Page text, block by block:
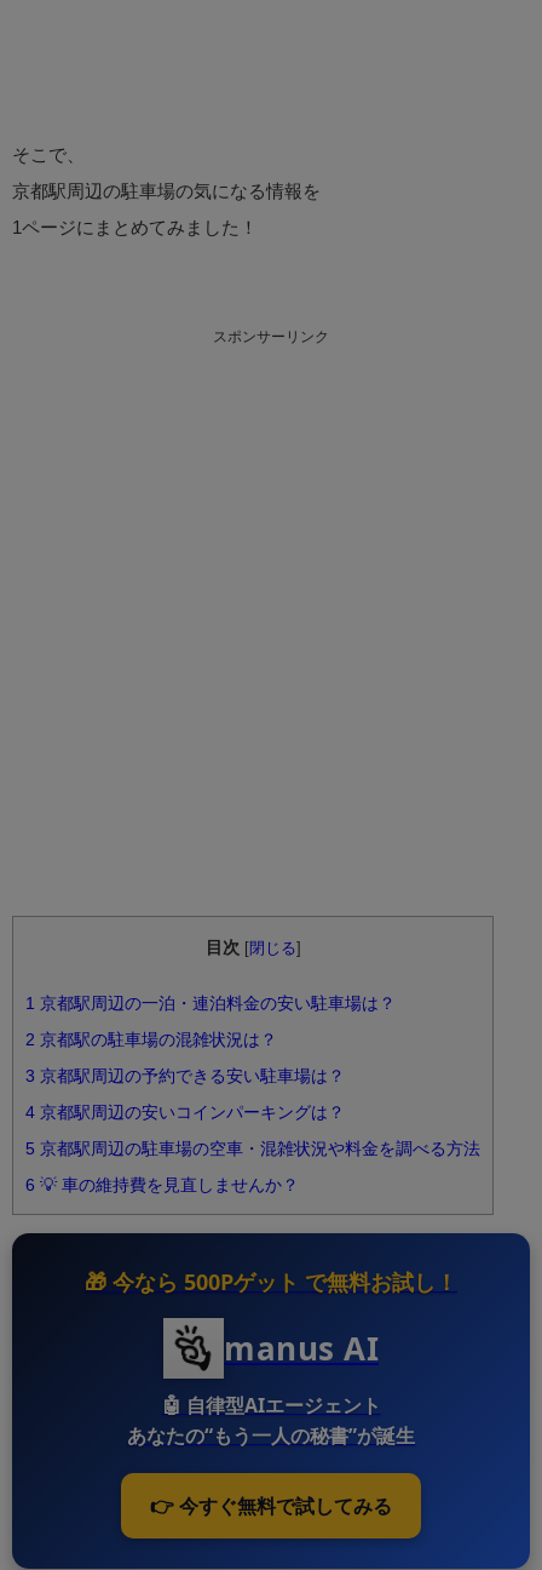
そこで、
京都駅周辺の駐車場の気になる情報を
1ページにまとめてみました！
スポンサーリンク
目次 閉じる
1 京都駅周辺の一泊・連泊料金の安い駐車場は？
2 京都駅の駐車場の混雑状況は？
3 京都駅周辺の予約できる安い駐車場は？
4 京都駅周辺の安いコインパーキングは？
5 京都駅周辺の駐車場の空車・混雑状況や料金を調べる方法
6 💡 車の維持費を見直しませんか？
🎁 今なら 500Pゲット で無料お試し！
manus AI
🤖 自律型AIエージェント
あなたの“もう一人の秘書”が誕生
👉 今すぐ無料で試してみる